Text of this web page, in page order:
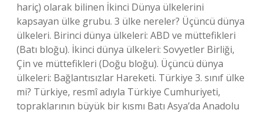
hariç) olarak bilinen İkinci Dünya ülkelerini
kapsayan ülke grubu. 3 ülke nereler? Üçüncü dünya
ülkeleri. Birinci dünya ülkeleri: ABD ve müttefikleri
(Batı bloğu). İkinci dünya ülkeleri: Sovyetler Birliği,
Çin ve müttefikleri (Doğu bloğu). Üçüncü dünya
ülkeleri: Bağlantısızlar Hareketi. Türkiye 3. sınıf ülke
mi? Türkiye, resmî adıyla Türkiye Cumhuriyeti,
topraklarının büyük bir kısmı Batı Asya’da Anadolu